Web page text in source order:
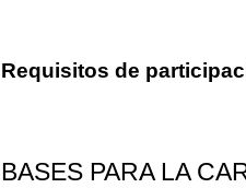
Requisitos de
BASES PARA LA